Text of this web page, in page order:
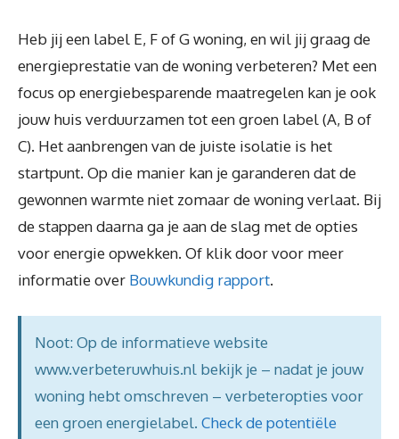
Heb jij een label E, F of G woning, en wil jij graag de
energieprestatie van de woning verbeteren? Met een
focus op energiebesparende maatregelen kan je ook
jouw huis verduurzamen tot een groen label (A, B of
C). Het aanbrengen van de juiste isolatie is het
startpunt. Op die manier kan je garanderen dat de
gewonnen warmte niet zomaar de woning verlaat. Bij
de stappen daarna ga je aan de slag met de opties
voor energie opwekken. Of klik door voor meer
informatie over Bouwkundig rapport.
Noot: Op de informatieve website
www.verbeteruwhuis.nl bekijk je – nadat je jouw
woning hebt omschreven – verbeteropties voor
een groen energielabel. Check de potentiële